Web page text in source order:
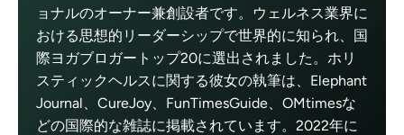
ョナルのオーナー兼創設者です。ウェルネス業界に
おける思想的リーダーシップで世界的に知られ、国
際ヨガブロガートップ20に選出されました。ホリ
スティックヘルスに関する彼女の執筆は、Elephant
Journal、CureJoy、FunTimesGuide、OMtimesな
どの国際的な雑誌に掲載されています。2022年に